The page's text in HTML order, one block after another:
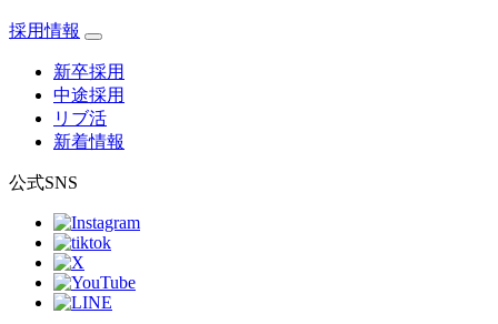
採用情報
新卒採用
中途採用
リブ活
新着情報
公式SNS